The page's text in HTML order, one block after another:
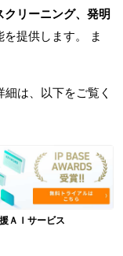
リーニング、発明
提供します。 ま
細は、以下をご覧く
ＡＩサービス